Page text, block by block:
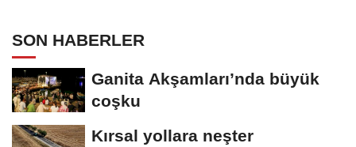
SON HABERLER
Ganita Akşamları’nda büyük
coşku
Kırsal yollara neşter